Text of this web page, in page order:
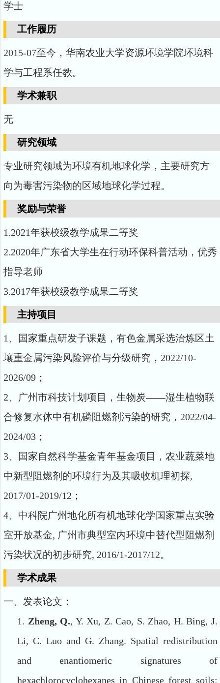
学士
工作履历
2015-07至今，华南农业大学资源环境学院环境科
学与工程系任教。
学术兼职
无
研究领域
专业研究领域为环境有机地球化学，主要研究方
向为毒害污染物的区域地球化学过程。
奖励与荣誉
1.2021年获校级教学成果二等奖
2.2020年广东省大学生在行动环保科普活动，优秀
指导老师
3.2017年获校级教学成果二等奖
主持项目
1 、国家重点研发子课题，有色金属采选治炼区土
壤重金属污染风险评价与分级研究， 2022/10-
2026/09 ；
2、广州市科技计划项目，生物炭——湿生植物联
合修复水体中有机磷阻燃剂污染的研究， 2022/04-
2024/03 ；
3、国家自然科学基金青年基金项目 ， 农业蔬菜地
中新型阻燃剂的环境行为及其吸收机理初探,
2017/01-2019/12 ；
4、中科院广州地化所有机地球化学国家重点实验
室开放基金, 广州市典型室内环境中替代型阻燃剂
污染状况的初步研究, 2016/1-2017/12。
学术成果
一、发表论文：
1. Zheng, Q., Y. Xu, Z. Cao, S. Zhao, H. Bing, J.
Li, C. Luo and G. Zhang. Spatial redistribution
and enantiomeric signatures of
hexachlorocyclohexanes in Chinese forest soils: